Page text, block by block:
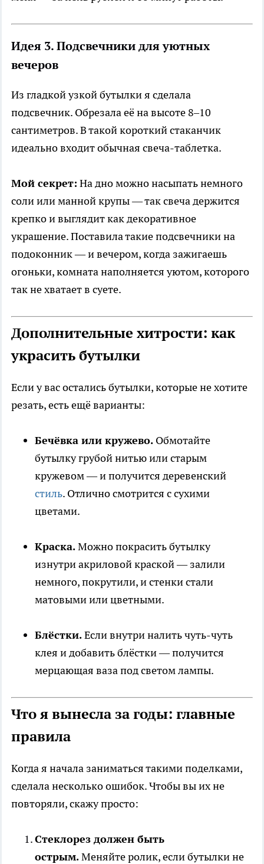
Идея 3. Подсвечники для уютных
вечеров
Из гладкой узкой бутылки я сделала
подсвечник. Обрезала её на высоте 8–10
сантиметров. В такой короткий стаканчик
идеально входит обычная свеча-таблетка.
Мой секрет: На дно можно насыпать немного
соли или манной крупы — так свеча держится
крепко и выглядит как декоративное
украшение. Поставила такие подсвечники на
подоконник — и вечером, когда зажигаешь
огоньки, комната наполняется уютом, которого
так не хватает в суете.
Дополнительные хитрости: как
украсить бутылки
Если у вас остались бутылки, которые не хотите
резать, есть ещё варианты:
Бечёвка или кружево. Обмотайте
бутылку грубой нитью или старым
кружевом — и получится деревенский
стиль. Отлично смотрится с сухими
цветами.
Краска.Можно покрасить бутылку
изнутри акриловой краской — залили
немного, покрутили, и стенки стали
матовыми или цветными.
Блёстки.Если внутри налить чуть-чуть
клея и добавить блёстки — получится
мерцающая ваза под светом лампы.
Что я вынесла за годы: главные
правила
Когда я начала заниматься такими поделками,
сделала несколько ошибок. Чтобы вы их не
повторяли, скажу просто:
Стеклорез должен быть
острым.Меняйте ролик, если бутылки не